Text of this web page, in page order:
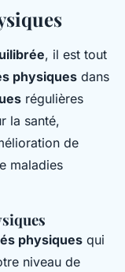
, il est tout
physiques dans
régulières
la santé,
de
maladies
physiques qui
niveau de